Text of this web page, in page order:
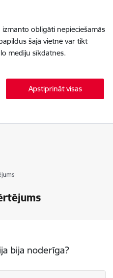
obligāti nepieciešamās
šajā vietnē var tikt
mediju sīkdatnes.
Apstiprināt visas
bija noderīga?